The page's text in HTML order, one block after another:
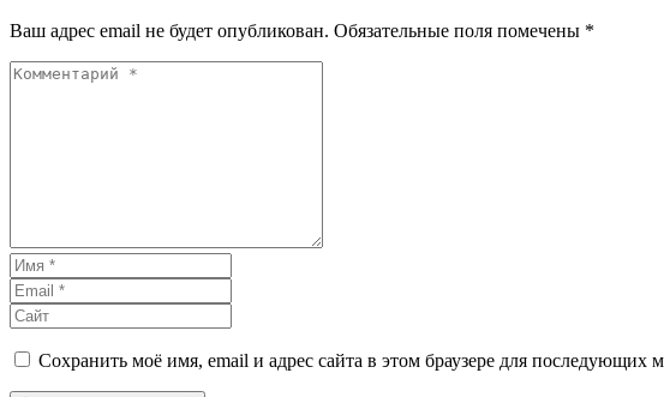
Ваш адрес email не будет опубликован. Обязательные поля помечены *
Сохранить моё имя, email и адрес сайта в этом браузере для последующих